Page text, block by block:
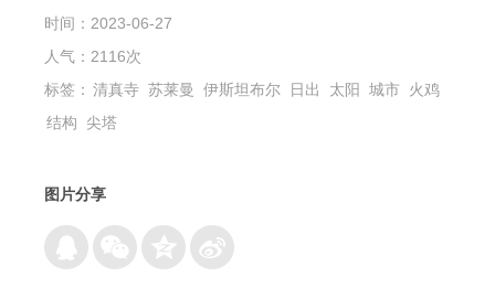
时间：2023-06-27
人气：2116次
标签： 清真寺 苏莱曼 伊斯坦布尔 日出 太阳 城市
火鸡
结构
尖塔
图片分享